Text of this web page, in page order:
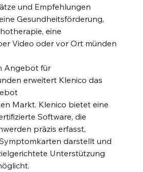
und Empfehlungen
Gesundheitsförderung,
eine
Video oder vor Ort münden
Angebot für
erweitert Klenico das
Markt. Klenico bietet eine
Software, die
präzis erfasst,
darstellt und
Unterstützung